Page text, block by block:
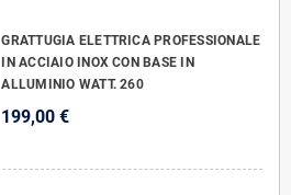
GRATTUGIA ELETTRICA PROFESSIONALE
IN ACCIAIO INOX CON BASE IN
ALLUMINIO WATT. 260
199,00 €